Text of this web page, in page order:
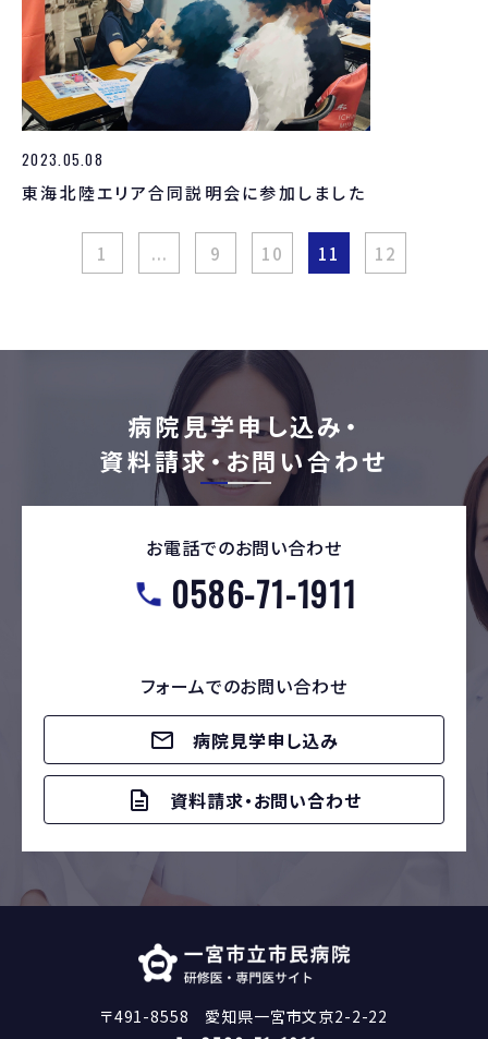
2023.05.08
東海北陸エリア合同説明会に参加しました
1 ... 9 10 11 12
病院見学申し込み・
資料請求・お問い合わせ
お電話でのお問い合わせ
0586-71-1911
フォームでのお問い合わせ
病院見学申し込み
資料請求・お問い合わせ
〒491-8558 愛知県一宮市文京2-2-22